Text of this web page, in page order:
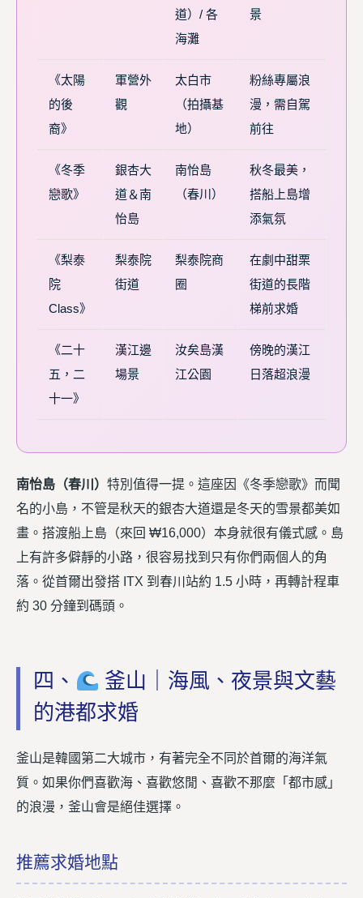
道）/ 各
海灘
景
《太陽
的後
裔》
軍營外
觀
太白市
（拍攝基
地）
粉絲專屬浪
漫，需自駕
前往
《冬季
戀歌》
銀杏大
道＆南
怡島
南怡島
（春川）
秋冬最美，
搭船上島增
添氣氛
《梨泰
院
Class》
梨泰院
街道
梨泰院商
圈
在劇中甜栗
街道的長階
梯前求婚
《二十
五，二
十一》
漢江邊
場景
汝矣島漢
江公園
傍晚的漢江
日落超浪漫
南怡島（春川） 特別值得一提。這座因《冬季戀歌》而聞
名的小島，不管是秋天的銀杏大道還是冬天的雪景都美如
畫。搭渡船上島（來回 ₩16,000）本身就很有儀式感。島
上有許多僻靜的小路，很容易找到只有你們兩個人的角
落。從首爾出發搭 ITX 到春川站約 1.5 小時，再轉計程車
約 30 分鐘到碼頭。
四、
釜山｜海風、夜景與文藝
的港都求婚
釜山是韓國第二大城市，有著完全不同於首爾的海洋氣
質。如果你們喜歡海、喜歡悠閒、喜歡不那麼「都市感」
的浪漫，釜山會是絕佳選擇。
推薦求婚地點